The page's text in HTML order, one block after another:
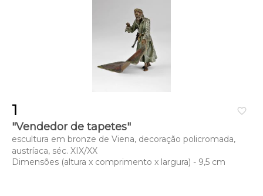
favorite_border
1
"Vendedor de tapetes"
escultura em bronze de Viena, decoração policromada,
austríaca, séc. XIX/XX
Dimensões (altura x comprimento x largura) - 9,5 cm